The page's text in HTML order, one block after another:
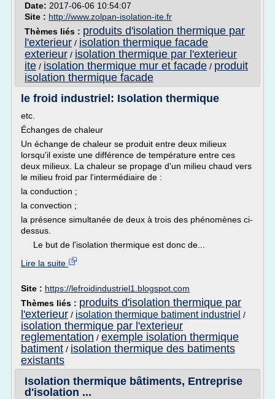
Date: 2017-06-06 10:54:07
Site : http://www.zolpan-isolation-ite.fr
Thèmes liés : produits d'isolation thermique par
l'exterieur / isolation thermique facade
exterieur / isolation thermique par l'exterieur
ite / isolation thermique mur et facade / produit
isolation thermique facade
le froid industriel: Isolation thermique
etc.
Échanges de chaleur
Un échange de chaleur se produit entre deux milieux
lorsqu'il existe une différence de température entre ces
deux milieux. La chaleur se propage d'un milieu chaud vers
le milieu froid par l'intermédiaire de :
la conduction ;
la convection ;
la présence simultanée de deux à trois des phénomènes ci-
dessus.
Le but de l'isolation thermique est donc de...
Lire la suite
Site : https://lefroidindustriel1.blogspot.com
Thèmes liés : produits d'isolation thermique par
l'exterieur / isolation thermique batiment industriel /
isolation thermique par l'exterieur
reglementation / exemple isolation thermique
batiment / isolation thermique des batiments
existants
Isolation thermique bâtiments, Entreprise
d'isolation ...